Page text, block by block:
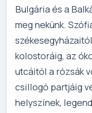
Bulgária és a
meg nekünk.
kolostoráig, az
utcáitól a rózsák
csillogó partjáig
helyszínek,